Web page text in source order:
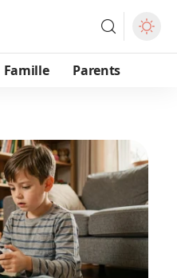
Famille Parents